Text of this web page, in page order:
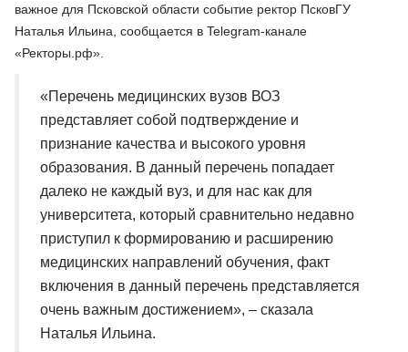
важное для Псковской области событие ректор ПсковГУ
Наталья Ильина, сообщается в Telegram-канале
«Ректоры.рф».
«Перечень медицинских вузов ВОЗ
представляет собой подтверждение и
признание качества и высокого уровня
образования. В данный перечень попадает
далеко не каждый вуз, и для нас как для
университета, который сравнительно недавно
приступил к формированию и расширению
медицинских направлений обучения, факт
включения в данный перечень представляется
очень важным достижением», – сказала
Наталья Ильина.